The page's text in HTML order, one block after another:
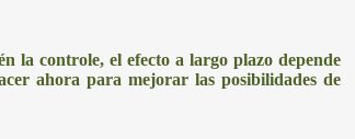
la controle, el efecto a largo plazo depende
ahora para mejorar las posibilidades de